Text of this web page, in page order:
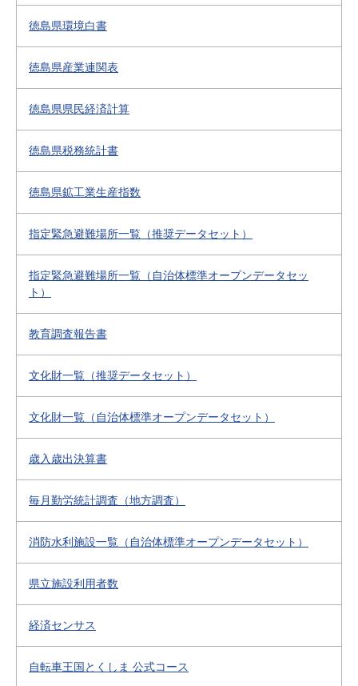
徳島県環境白書
徳島県産業連関表
徳島県県民経済計算
徳島県税務統計書
徳島県鉱工業生産指数
指定緊急避難場所一覧（推奨データセット）
指定緊急避難場所一覧（自治体標準オープンデータセッ
ト）
教育調査報告書
文化財一覧（推奨データセット）
文化財一覧（自治体標準オープンデータセット）
歳入歳出決算書
毎月勤労統計調査（地方調査）
消防水利施設一覧（自治体標準オープンデータセット）
県立施設利用者数
経済センサス
自転車王国とくしま 公式コース